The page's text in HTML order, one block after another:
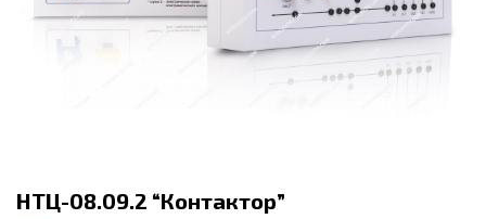
НТЦ-08.09.2 “Контактор”